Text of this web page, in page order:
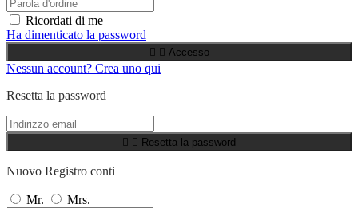
Ricordati di me
Ha dimenticato la password
  Accesso
Nessun account? Crea uno qui
Resetta la password
  Resetta la password
Nuovo Registro conti
Mr. Mrs.